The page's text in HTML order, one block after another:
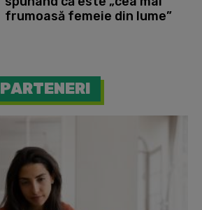
frumoasă femeie din lume”
PARTENERI